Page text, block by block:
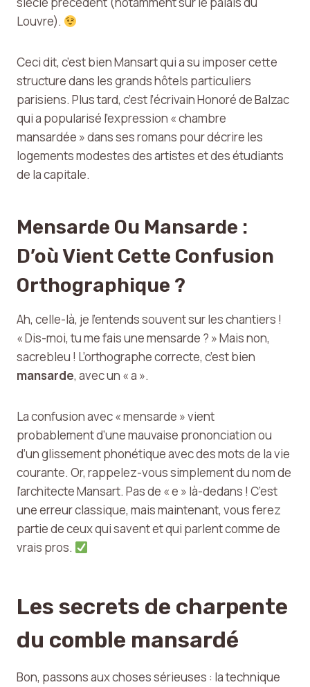
Louvre).
Ceci dit, c’est bien Mansart qui a su imposer cette
structure dans les grands hôtels particuliers
parisiens. Plus tard, c’est l’écrivain Honoré de Balzac
qui a popularisé l’expression « chambre
mansardée » dans ses romans pour décrire les
logements modestes des artistes et des étudiants
de la capitale.
Mensarde Ou Mansarde :
D’où Vient Cette Confusion
Orthographique ?
Ah, celle-là, je l’entends souvent sur les chantiers !
« Dis-moi, tu me fais une mensarde ? » Mais non,
sacrebleu ! L’orthographe correcte, c’est bien
mansarde, avec un « a ».
La confusion avec « mensarde » vient
probablement d’une mauvaise prononciation ou
d’un glissement phonétique avec des mots de la vie
courante. Or, rappelez-vous simplement du nom de
l’architecte Mansart. Pas de « e » là-dedans ! C’est
une erreur classique, mais maintenant, vous ferez
partie de ceux qui savent et qui parlent comme de
vrais pros.
Les secrets de charpente
du comble mansardé
Bon, passons aux choses sérieuses : la technique